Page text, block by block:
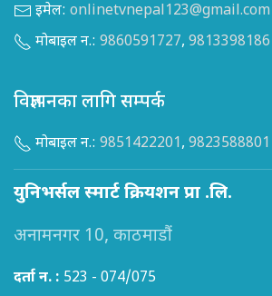
इमेल: onlinetvnepal123@gmail.com
मोबाइल न.: 9860591727, 9813398186
विज्ञापनका लागि सम्पर्क
मोबाइल न.: 9851422201, 9823588801
युनिभर्सल स्मार्ट क्रियशन प्रा .लि.
अनामनगर 10, काठमाडौं
दर्ता न. : 523 - 074/075